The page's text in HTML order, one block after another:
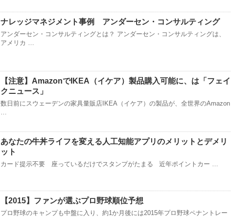
ナレッジマネジメント事例 アンダーセン・コンサルティング
アンダーセン・コンサルティングとは？ アンダーセン・コンサルティングは、
アメリカ …
【注意】AmazonでIKEA（イケア）製品購入可能に、は「フェイ
クニュース」
数日前にスウェーデンの家具量販店IKEA（イケア）の製品が、全世界のAmazon
あなたの牛丼ライフを変える人工知能アプリのメリットとデメリ
ット
カード提示不要 座っているだけでスタンプがたまる 近年ポイントカー …
【2015】ファンが選ぶプロ野球順位予想
プロ野球のキャンプも中盤に入り、約1か月後には2015年プロ野球ペナントレー